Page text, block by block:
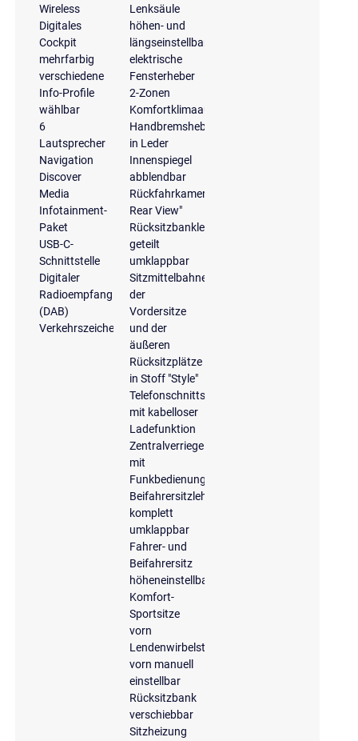
Wireless
Digitales
Cockpit
mehrfarbig
verschiedene
Info-Profile
wählbar
6
Lautsprecher
Navigation
Discover
Media
Infotainment-
Paket
USB-C-
Schnittstelle
Digitaler
Radioempfang
(DAB)
Verkehrszeichenerkennung
Lenksäule
höhen- und
längseinstellbar
elektrische
Fensterheber
2-Zonen
Komfortklimaautomatik
Handbremshebelgriff
in Leder
Innenspiegel
abblendbar
Rückfahrkamera
Rear View"
Rücksitzbanklehne,
geteilt
umklappbar
Sitzmittelbahnen
der
Vordersitze
und der
äußeren
Rücksitzplätze
in Stoff "Style"
Telefonschnittstelle
mit kabelloser
Ladefunktion
Zentralverriegelung
mit
Funkbedienung
Beifahrersitzlehne
komplett
umklappbar
Fahrer- und
Beifahrersitz
höheneinstellbar
Komfort-
Sportsitze
vorn
Lendenwirbelstütze
vorn manuell
einstellbar
Rücksitzbank
verschiebbar
Sitzheizung